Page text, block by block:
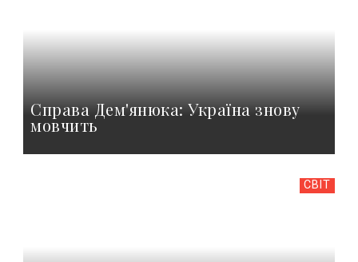
Справа Дем'янюка: Україна знову
мовчить
СВІТ